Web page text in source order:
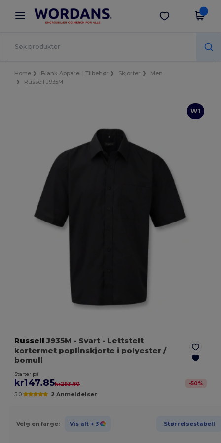
× Wordans-app
Bedre priser i appen!
Last ned app
Home Blank Apparel | Tilbehør Skjorter
Men
Russell J935M
W1
Russell J935M - Svart - Lettstelt
kortermet poplinskjorte i polyester /
bomull
Starter på
kr147.85kr293.80 -50%
5.0 2 Anmeldelser
Velg en farge: Vis alt + 3 Størrelsestabell